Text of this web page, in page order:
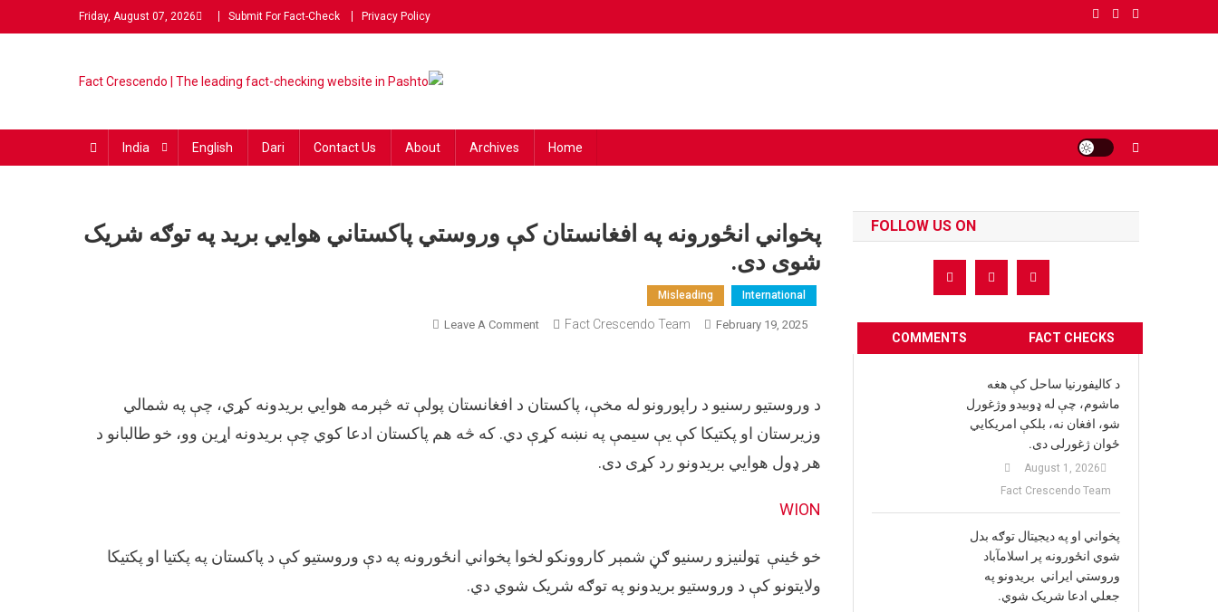
to
Friday, August 07, 2026 Privacy Policy
Submit For Fact-Check
fact-checking website in Pashto
Home
Archives
About
Contact Us
Dari
English
India
پخواني انځورونه په افغانستان کې وروستي پاکستاني هوايي برید په توګه شریک
شوی دی.
International
Misleading
February 19, 2025
Fact Crescendo Team
Leave A Comment
افغانستان
کې
توګه
د وروستیو رسنیو د راپورونو له مخې، پاکستان د افغانستان پولې ته څېرمه هوايي بریدونه کړي، چې په شمالي
وزیرستان او پکتیکا کې یې سیمې په نښه کړې دي. که څه هم پاکستان ادعا کوي چې بریدونه اړین وو، خو طالبانو د
هر ډول هوايي بریدونو رد کړی دی.
WION
خو ځينې ټولنیزو رسنیو ګڼ شمېر کاروونکو لخوا پخواني انځورونه په دې وروستیو کې د پاکستان په پکتیا او پکتیکا
ولایتونو کې د وروستیو بریدونو په توګه شریک شوي دي.
FOLLOW US ON
FACT CHECKS
COMMENTS
د کالیفورنیا ساحل کې هغه
ماشوم، چې له ډوبیدو وژغورل
شو، افغان نه، بلکې امریکایي
ځوان ژغورلی دی.
August 1, 2026
Fact Crescendo Team
پخواني او په دیجیتال توګه بدل
شوي انځورونه پر اسلامآباد
وروستي ایراني بريدونو په
جعلي ادعا شریک شوي.